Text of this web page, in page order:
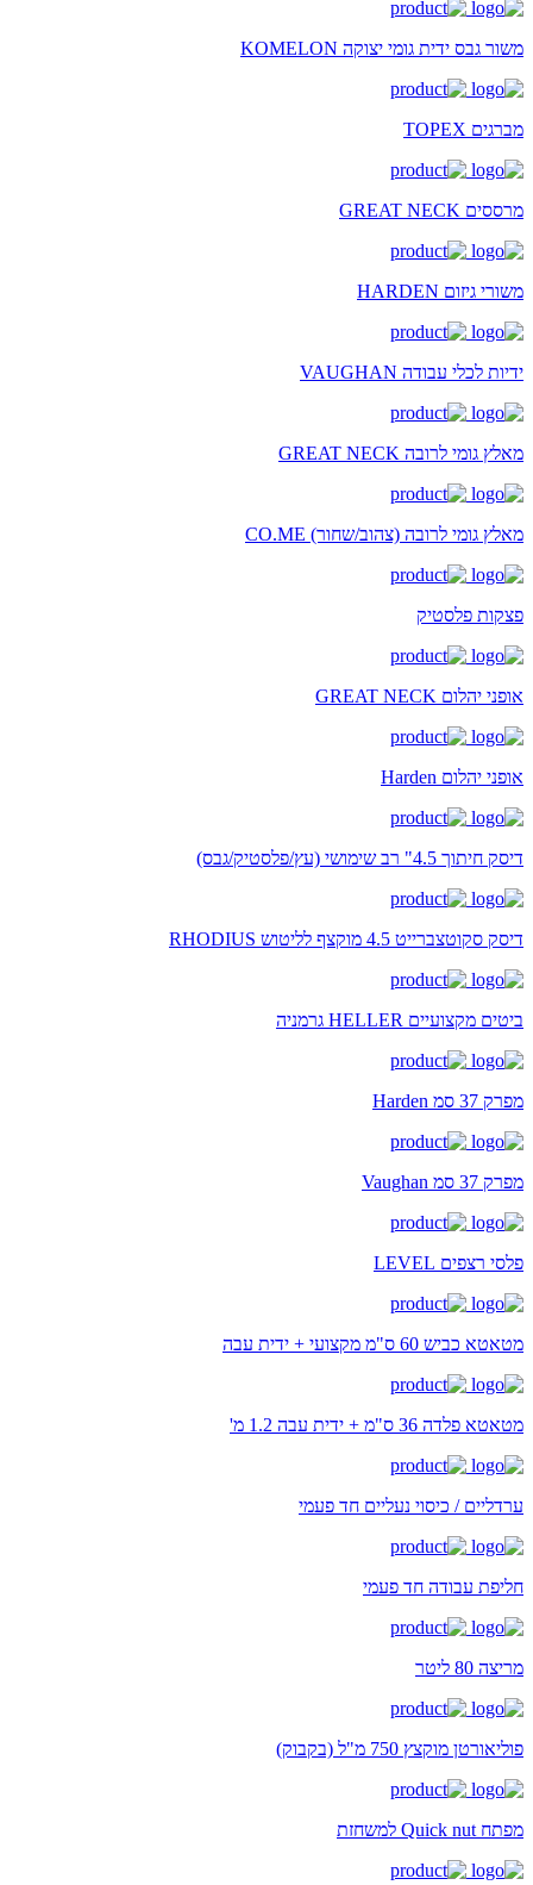
משור גבס ידית גומי יצוקה KOMELON
מברגים TOPEX
מרססים GREAT NECK
משורי גיזום HARDEN
ידיות לכלי עבודה VAUGHAN
מאלץ גומי לרובה GREAT NECK
מאלץ גומי לרובה (צהוב/שחור) CO.ME
פצקות פלסטיק
אופני יהלום GREAT NECK
אופני יהלום Harden
דיסק חיתוך 4.5" רב שימושי (עץ/פלסטיק/גבס)
דיסק סקוטצברייט 4.5 מוקצף לליטוש RHODIUS
ביטים מקצועיים HELLER גרמניה
מפרק 37 סמ Harden
מפרק 37 סמ Vaughan
פלסי רצפים LEVEL
מטאטא כביש 60 ס"מ מקצועי + ידית עבה
מטאטא פלדה 36 ס"מ + ידית עבה 1.2 מ'
ערדליים / כיסוי נעליים חד פעמי
חליפת עבודה חד פעמי
מריצה 80 ליטר
פוליאורטן מוקצץ 750 מ"ל (בקבוק)
מפתח Quick nut למשחזת